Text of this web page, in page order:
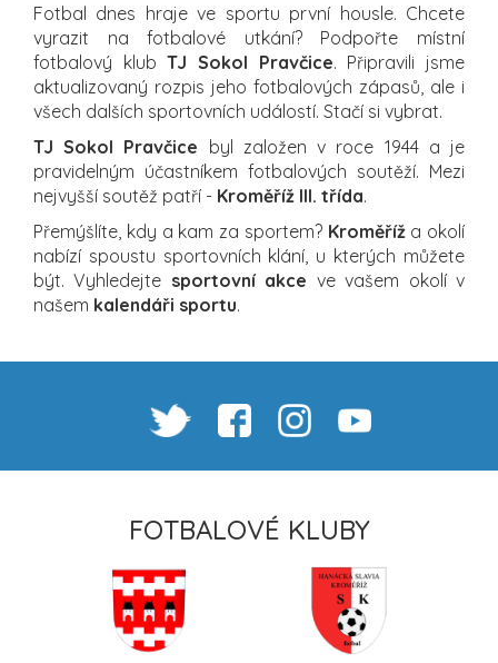
Fotbal dnes hraje ve sportu první housle. Chcete
vyrazit na fotbalové utkání? Podpořte místní
fotbalový klubTJ Sokol Pravčice. Připravili jsme
aktualizovaný rozpis jeho fotbalových zápasů, ale i
všech dalších sportovních událostí. Stačí si vybrat.
TJ Sokol Pravčice byl založen v roce 1944 a je
pravidelným účastníkem fotbalových soutěží. Mezi
nejvyšší soutěž patří - Kroměříž III. třída.
Přemýšlíte, kdy a kam za sportem? Kroměříža okolí
nabízí spoustu sportovních klání, u kterých můžete
být. Vyhledejte sportovní akce ve vašem okolí v
našem kalendáři sportu.
FOTBALOVÉ KLUBY